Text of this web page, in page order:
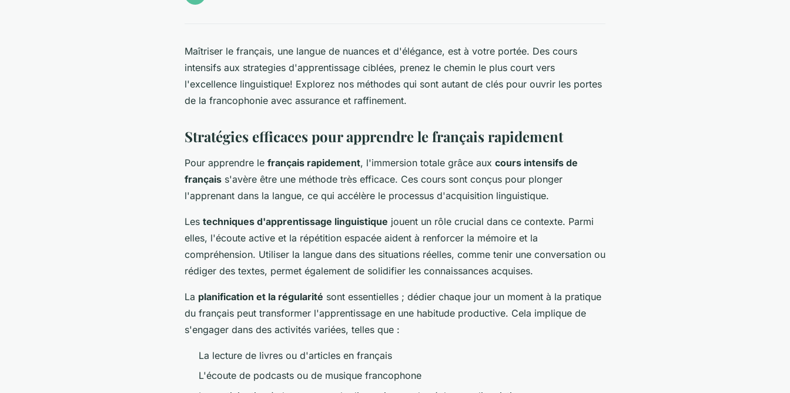
Maîtriser le français, une langue de nuances et d'élégance, est à votre portée. Des cours
intensifs aux strategies d'apprentissage ciblées, prenez le chemin le plus court vers
l'excellence linguistique! Explorez nos méthodes qui sont autant de clés pour ouvrir les portes
de la francophonie avec assurance et raffinement.
Stratégies efficaces pour apprendre le français rapidement
Pour apprendre le français rapidement, l'immersion totale grâce aux cours intensifs de
français s'avère être une méthode très efficace. Ces cours sont conçus pour plonger
l'apprenant dans la langue, ce qui accélère le processus d'acquisition linguistique.
Les techniques d'apprentissage linguistique jouent un rôle crucial dans ce contexte. Parmi
elles, l'écoute active et la répétition espacée aident à renforcer la mémoire et la
compréhension. Utiliser la langue dans des situations réelles, comme tenir une conversation ou
rédiger des textes, permet également de solidifier les connaissances acquises.
La planification et la régularité sont essentielles ; dédier chaque jour un moment à la pratique
du français peut transformer l'apprentissage en une habitude productive. Cela implique de
s'engager dans des activités variées, telles que :
La lecture de livres ou d'articles en français
L'écoute de podcasts ou de musique francophone